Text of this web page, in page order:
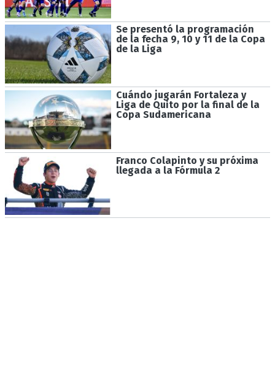
Se presentó la programación
de la fecha 9, 10 y 11 de la Copa
de la Liga
Cuándo jugarán Fortaleza y
Liga de Quito por la final de la
Copa Sudamericana
Franco Colapinto y su próxima
llegada a la Fórmula 2